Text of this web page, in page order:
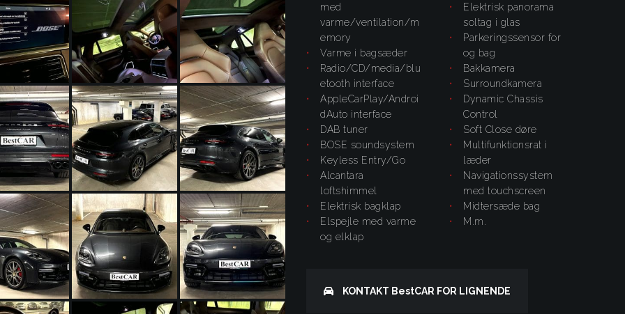
med
varme/ventilation/m
emory
varme i bagsæder
radio/CD/media/blu
etooth interface
AppleCarPlay/Androi
dAuto interface
DAB tuner
BOSE soundsystem
Keyless Entry/Go
alcantara
loftshimmel
elektrisk bagklap
elspejle med varme
og elklap
elektrisk panorama
soltag i glas
parkeringssensor for
og bag
bakkamera
surroundkamera
Dynamic Chassis
Control
Soft Close døre
multifunktionsrat i
læder
navigationssystem
med touchscreen
midtersæde bag
m.m.
KONTAKT BestCAR FOR LIGNENDE